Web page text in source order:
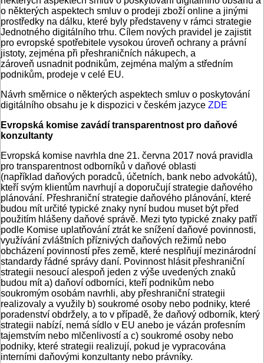
o některých aspektech smluv o prodeji zboží online a jinými
prostředky na dálku, které byly představeny v rámci strategie
Jednotného digitálního trhu. Cílem nových pravidel je zajistit
pro evropské spotřebitele vysokou úroveň ochrany a právní
jistoty, zejména při přeshraničních nákupech, a
zároveň usnadnit podnikům, zejména malým a středním
podnikům, prodeje v celé EU.
Návrh směrnice o některých aspektech smluv o poskytování
digitálního obsahu je k dispozici v českém jazyce ZDE
Evropská komise zavádí transparentnost pro daňové
konzultanty
Evropská komise navrhla dne 21. června 2017 nová pravidla
pro transparentnost odborníků v daňové oblasti
(například daňových poradců, účetních, bank nebo advokátů),
kteří svým klientům navrhují a doporučují strategie daňového
plánování. Přeshraniční strategie daňového plánování, které
budou mít určité typické znaky nyní budou muset být před
použitím hlášeny daňové správě. Mezi tyto typické znaky patří
podle Komise uplatňování ztrát ke snížení daňové povinnosti,
využívání zvláštních příznivých daňových režimů nebo
obcházení povinností přes země, které nesplňují mezinárodní
standardy řádné správy daní. Povinnost hlásit přeshraniční
strategii nesoucí alespoň jeden z výše uvedených znaků
budou mít a) daňoví odborníci, kteří podnikům nebo
soukromým osobám navrhli, aby přeshraniční strategii
realizovaly a využily b) soukromé osoby nebo podniky, které
poradenství obdržely, a to v případě, že daňový odborník, který
strategii nabízí, nemá sídlo v EU anebo je vázán profesním
tajemstvím nebo mlčenlivostí a c) soukromé osoby nebo
podniky, které strategii realizují, pokud je vypracována
interními daňovými konzultanty nebo právníky.